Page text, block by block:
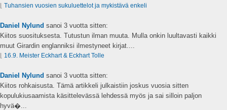
⌊ Tuhansien vuosien sukuluettelot ja mykistävä enkeli
Daniel Nylund sanoi 3 vuotta sitten:
Kiitos suosituksesta. Tutustun ilman muuta. Mulla onkin luultavasti kaikki
muut Girardin englanniksi ilmestyneet kirjat....
⌊ 16.9. Meister Eckhart & Eckhart Tolle
Daniel Nylund sanoi 3 vuotta sitten:
Kiitos rohkaisusta. Tämä artikkeli julkaistiin joskus vuosia sitten
kopulukiusaamista käsittelevässä lehdessä myös ja sai silloin paljon
hyvä�...